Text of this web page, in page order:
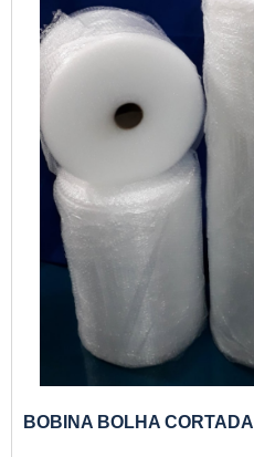
BOBINA BOLHA CORTADA